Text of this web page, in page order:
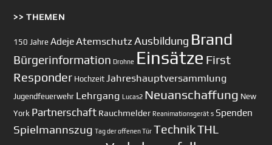
>> THEMEN
150 Jahre AdejeAtemschutz Ausbildung Brand
Bürgerinformation Drohne Einsätze First
Responder Hochzeit Jahreshauptversammlung
Jugendfeuerwehr Lehrgang Lucas2 Neuanschaffung New
York Partnerschaft Rauchmelder Reanimationsgerät s Spenden
Spielmannszug Tag der offenen Tür TechnikTHL